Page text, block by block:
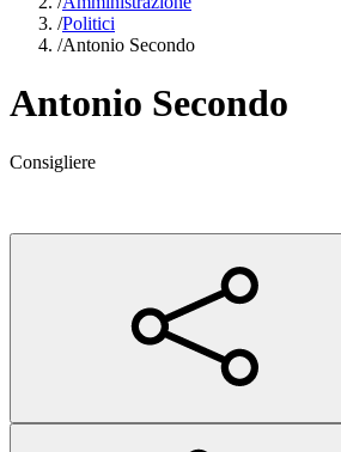
/Politici
/Antonio Secondo
Antonio Secondo
Consigliere